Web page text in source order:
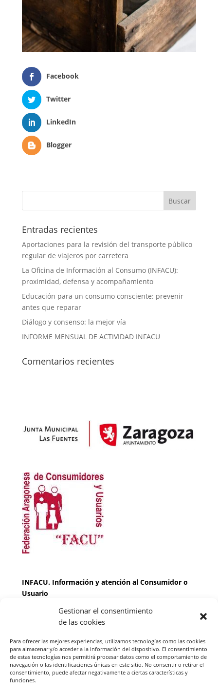
Gestionar el consentimiento
de las cookies
Para ofrecer las mejores experiencias, utilizamos tecnologías como las cookies
para almacenar y/o acceder a la información del dispositivo. El consentimiento
de estas tecnologías nos permitirá procesar datos como el comportamiento de
navegación o las identificaciones únicas en este sitio. No consentir o retirar el
consentimiento, puede afectar negativamente a ciertas características y
funciones.
Facebook
Twitter
LinkedIn
Blogger
Entradas recientes
Aportaciones para la revisión del transporte público
regular de viajeros por carretera
La Oficina de Información al Consumo (INFACU):
proximidad, defensa y acompañamiento
Educación para un consumo consciente: prevenir
antes que reparar
Diálogo y consenso: la mejor vía
INFORME MENSUAL DE ACTIVIDAD INFACU
Comentarios recientes
INFACU. Información y atención al Consumidor o
Usuario
MARTES Y JUEVES de17:00 a 20 horas
horas
Teléfono de contacto976 13 47 92